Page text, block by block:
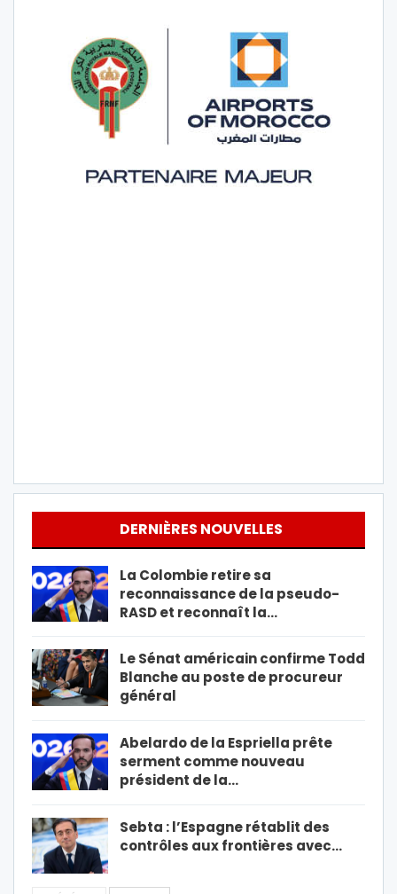
DERNIÈRES NOUVELLES
La Colombie retire sa
reconnaissance de la pseudo-
RASD et reconnaît la…
Le Sénat américain confirme Todd
Blanche au poste de procureur
général
Abelardo de la Espriella prête
serment comme nouveau
président de la…
Sebta : l’Espagne rétablit des
contrôles aux frontières avec…